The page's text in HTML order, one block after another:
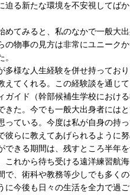
迫る新たな環境を不安視してば
てみると、私のなかで一般大
の物事の見方は非常にユニーク
様な人生経験を併せ持ってお
えてくれる。この経験談を通じ
ガイド（幹部候補生学校におけ
きた。今でも一般大出身者には
っている。今度は私が自身の持
彼らに教えてあげられるように
きる期間は、残すところ半年
これから待ち受ける遠洋練習航
で、術科や教務等少しでも多く
に今後も日々の生活を全力で過